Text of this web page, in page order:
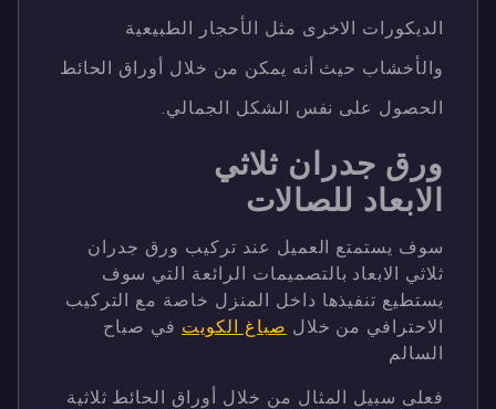
الديكورات الاخرى مثل الأحجار الطبيعية
والأخشاب حيث أنه يمكن من خلال أوراق الحائط
الحصول على نفس الشكل الجمالي.
ورق جدران ثلاثي
الابعاد للصالات
سوف يستمتع العميل عند تركيب ورق جدران
ثلاثي الابعاد بالتصميمات الرائعة التي سوف
يستطيع تنفيذها داخل المنزل خاصة مع التركيب
الاحترافي من خلال صباغ الكويت في صباح
السالم
فعلى سبيل المثال من خلال أوراق الحائط ثلاثية